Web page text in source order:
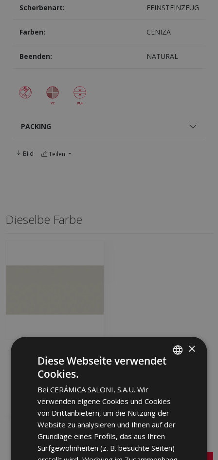
Scherbenart: FEINSTEINZEUG
Farben: CENIZA
Beenden: NATURAL
PACKING
Bild Teilen
Dieselbe Farbe
45 X 90
JCX713 | 45x90
Zu Favoriten
GERMAN
PORTUGUESE
×
Diese Webseite verwendet
Cookies.
Bei CERÁMICA SALONI, S.A.U. Wir
verwenden eigene Cookies und Cookies
von Drittanbietern, um die Nutzung der
Website zu analysieren und Ihnen auf der
Grundlage eines Profils, das aus Ihren
Surfgewohnheiten (z. B. besuchte Seiten)